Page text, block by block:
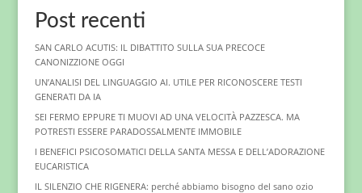
Post recenti
SAN CARLO ACUTIS: IL DIBATTITO SULLA SUA PRECOCE
CANONIZZIONE OGGI
UN’ANALISI DEL LINGUAGGIO AI. UTILE PER RICONOSCERE TESTI
GENERATI DA IA
SEI FERMO EPPURE TI MUOVI AD UNA VELOCITÀ PAZZESCA. MA
POTRESTI ESSERE PARADOSSALMENTE IMMOBILE
I BENEFICI PSICOSOMATICI DELLA SANTA MESSA E DELL’ADORAZIONE
EUCARISTICA
IL SILENZIO CHE RIGENERA: perché abbiamo bisogno del sano ozio